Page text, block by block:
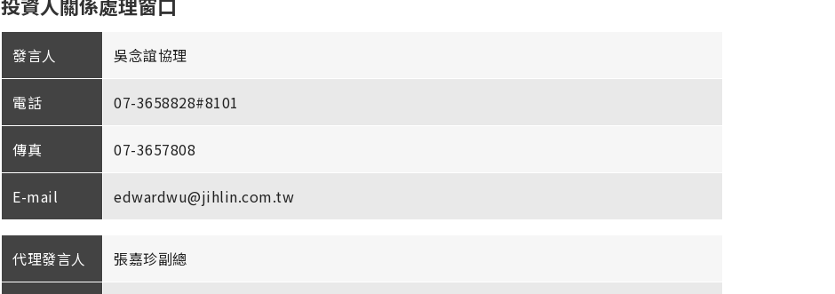
發言人 吳念誼協理
電話 07-3658828#8101
傳真 07-3657808
E-mail edwardwu@jihlin.com.tw
代理發言人 張嘉珍副總